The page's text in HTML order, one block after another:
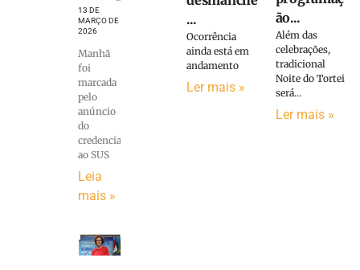
13 DE
MARÇO DE
2026
Manhã
foi
marcada
pelo
anúncio
do
credenciamento
ao SUS
Leia
mais »
...
Ocorrência
ainda está em
andamento
Ler mais »
ão...
Além das
celebrações,
tradicional
Noite do Tortei
será...
Ler mais »